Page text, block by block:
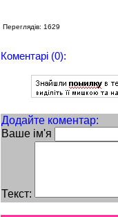
Переглядів: 1629
Коментарі (0):
Додайте коментар:
Ваше ім'я
Текст: